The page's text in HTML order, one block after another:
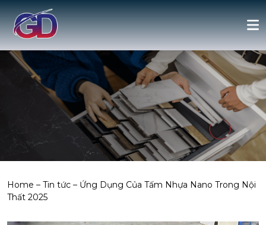
Home – Tin tức – Ứng Dụng Của Tấm Nhựa Nano Trong Nội
Thất 2025